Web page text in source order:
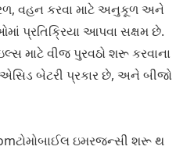
વહન કરવા માટે અનુકૂળ અને
પ્રતિક્રિયા આપવા સક્ષમ છે.
માટે વીજ પુરવઠો શરૂ કરવાના
બેટરી પ્રકાર છે, અને બીજો
ઇમરજન્સી શરૂ થ